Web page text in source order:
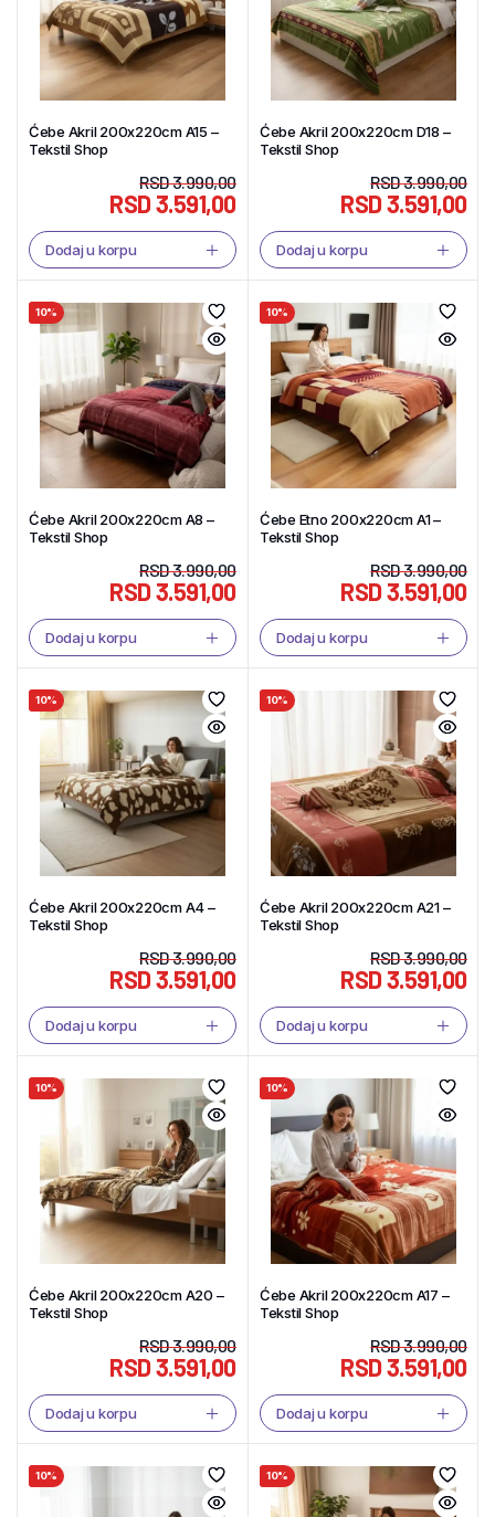
Ćebe Akril 200x220cm A15 –
Tekstil Shop
RSD3.990,00
RSD3.591,00
Dodaj u korpu
Ćebe Akril 200x220cm D18 –
Tekstil Shop
RSD3.990,00
RSD3.591,00
Dodaj u korpu
10%
Ćebe Akril 200x220cm A8 –
Tekstil Shop
RSD3.990,00
RSD3.591,00
Dodaj u korpu
10%
Ćebe Etno 200x220cm A1 –
Tekstil Shop
RSD3.990,00
RSD3.591,00
Dodaj u korpu
10%
Ćebe Akril 200x220cm A4 –
Tekstil Shop
RSD3.990,00
RSD3.591,00
Dodaj u korpu
10%
Ćebe Akril 200x220cm A21 –
Tekstil Shop
RSD3.990,00
RSD3.591,00
Dodaj u korpu
10%
Ćebe Akril 200x220cm A20 –
Tekstil Shop
RSD3.990,00
RSD3.591,00
Dodaj u korpu
10%
Ćebe Akril 200x220cm A17 –
Tekstil Shop
RSD3.990,00
RSD3.591,00
Dodaj u korpu
10% 10%